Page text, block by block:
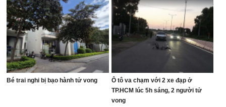
Bé trai nghi bị bạo hành tử vong
Ô tô va chạm với 2 xe đạp ở
TP.HCM lúc 5h sáng, 2 người tử
vong